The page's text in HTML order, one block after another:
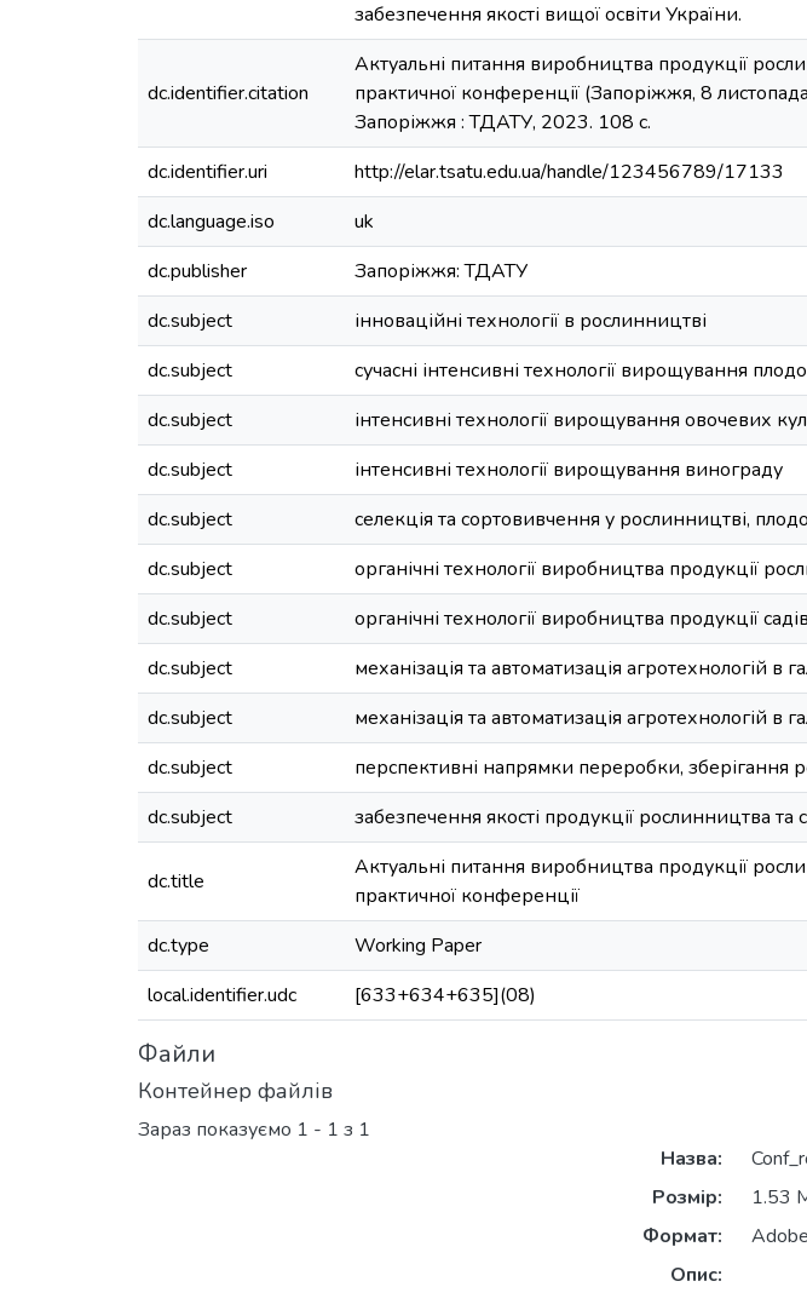
забезпечення якості вищої освіти України.
dc.identifier.citation
Актуальні питання виробництва продукції
практичної конференції (Запоріжжя, 8
Запоріжжя : ТДАТУ, 2023. 108 с.
dc.identifier.uri
http://elar.tsatu.edu.ua/handle/123456789/17133
dc.language.iso
uk
dc.publisher
Запоріжжя: ТДАТУ
dc.subject
інноваційні технології в рослинництві
dc.subject
сучасні інтенсивні технології вирощування
dc.subject
інтенсивні технології вирощування овочевих
dc.subject
інтенсивні технології вирощування винограду
dc.subject
селекція та сортовивчення у рослинництві,
dc.subject
органічні технології виробництва продукції
dc.subject
органічні технології виробництва продукції
dc.subject
механізація та автоматизація агротехнологій в
dc.subject
механізація та автоматизація агротехнологій в
dc.subject
перспективні напрямки переробки, зберігання
dc.subject
забезпечення якості продукції рослинництва та
dc.title
Актуальні питання виробництва продукції
практичної конференції
dc.type Working Paper
local.identifier.udc
[633+634+635](08)
Файли
Контейнер файлів
Зараз показуємо 1 - 1 з 1
Назва:
Розмір:
1.53
Формат:
Опис: